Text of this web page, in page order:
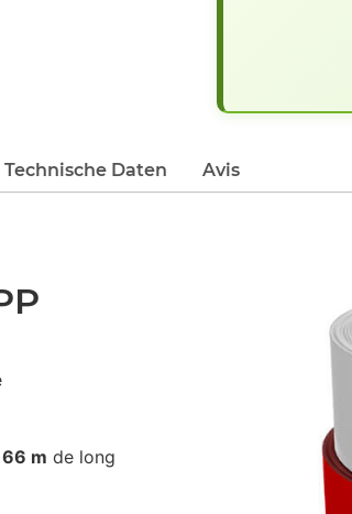
Technische Daten Avis
66 m de long